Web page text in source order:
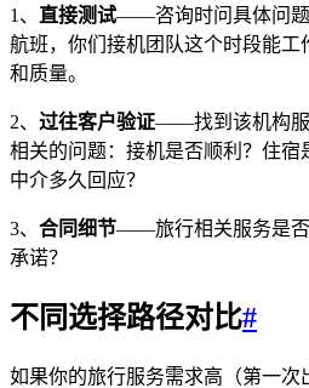
1、 直接测试——咨询时问具体问题
航班，你们接机团队这个时段能工
和质量。
2、 过往客户验证——找到该机构服
相关的问题：接机是否顺利？住宿
中介多久回应？
3、 合同细节——旅行相关服务是否
承诺？
不同选择路径对比#
如果你的旅行服务需求高（第一次